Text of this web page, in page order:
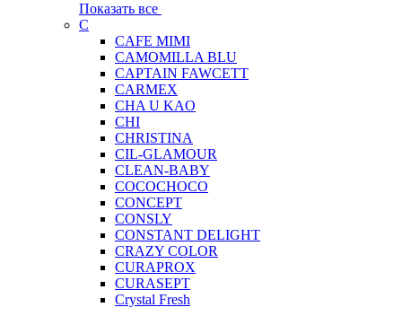
Показать все
C
CAFE MIMI
CAMOMILLA BLU
CAPTAIN FAWCETT
CARMEX
CHA U KAO
CHI
CHRISTINA
CIL-GLAMOUR
CLEAN-BABY
COCOCHOCO
CONCEPT
CONSLY
CONSTANT DELIGHT
CRAZY COLOR
CURAPROX
CURASEPT
Crystal Fresh